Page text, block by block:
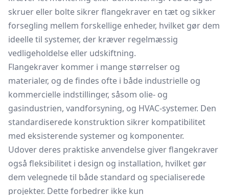
skruer eller bolte sikrer flangekraver en tæt og sikker
forsegling mellem forskellige enheder, hvilket gør dem
ideelle til systemer, der kræver regelmæssig
vedligeholdelse eller udskiftning.
Flangekraver kommer i mange størrelser og
materialer, og de findes ofte i både industrielle og
kommercielle indstillinger, såsom olie- og
gasindustrien, vandforsyning, og HVAC-systemer. Den
standardiserede konstruktion sikrer kompatibilitet
med eksisterende systemer og komponenter.
Udover deres praktiske anvendelse giver flangekraver
også fleksibilitet i design og installation, hvilket gør
dem velegnede til både standard og specialiserede
projekter. Dette forbedrer ikke kun